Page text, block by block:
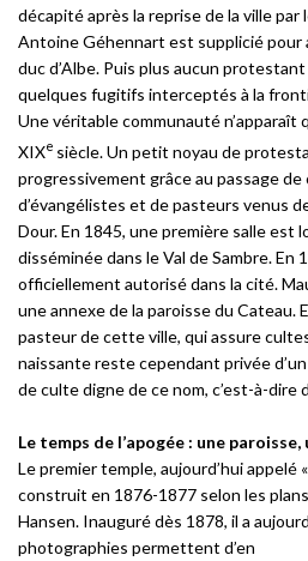
décapité après la reprise de la ville par
Antoine Géhennart est supplicié pour
duc d’Albe. Puis plus aucun protestant
quelques fugitifs interceptés à la
Une véritable communauté n’apparaît
XIXe siècle. Un petit noyau de
progressivement grâce au passage
d’évangélistes et de pasteurs venus
Dour. En 1845, une première salle est
disséminée dans le Val de Sambre.
officiellement autorisé dans la cité.
une annexe de la paroisse du Cateau.
pasteur de cette ville, qui assure
naissante reste cependant privée
de culte digne de ce nom, c’est-à-dire
Le temps de l’apogée : une
Le premier temple, aujourd’hui appelé
construit en 1876-1877 selon les
Hansen. Inauguré dès 1878, il a
photographies permettent d’en